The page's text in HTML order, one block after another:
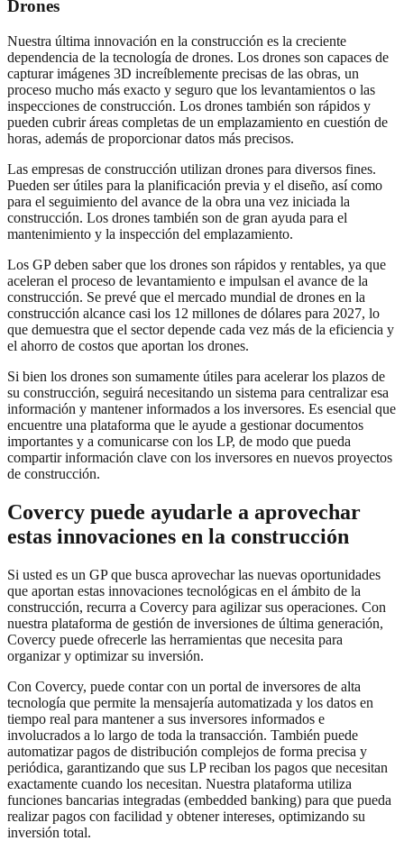
Drones
Nuestra última innovación en la construcción es la creciente
dependencia de la tecnología de drones. Los drones son capaces de
capturar imágenes 3D increíblemente precisas de las obras, un
proceso mucho más exacto y seguro que los levantamientos o las
inspecciones de construcción. Los drones también son rápidos y
pueden cubrir áreas completas de un emplazamiento en cuestión de
horas, además de proporcionar datos más precisos.
Las empresas de construcción utilizan drones para diversos fines.
Pueden ser útiles para la planificación previa y el diseño, así como
para el seguimiento del avance de la obra una vez iniciada la
construcción. Los drones también son de gran ayuda para el
mantenimiento y la inspección del emplazamiento.
Los GP deben saber que los drones son rápidos y rentables, ya que
aceleran el proceso de levantamiento e impulsan el avance de la
construcción. Se prevé que el mercado mundial de drones en la
construcción alcance casi los 12 millones de dólares para 2027, lo
que demuestra que el sector depende cada vez más de la eficiencia y
el ahorro de costos que aportan los drones.
Si bien los drones son sumamente útiles para acelerar los plazos de
su construcción, seguirá necesitando un sistema para centralizar esa
información y mantener informados a los inversores. Es esencial que
encuentre una plataforma que le ayude a gestionar documentos
importantes y a comunicarse con los LP, de modo que pueda
compartir información clave con los inversores en nuevos proyectos
de construcción.
Covercy puede ayudarle a aprovechar
estas innovaciones en la construcción
Si usted es un GP que busca aprovechar las nuevas oportunidades
que aportan estas innovaciones tecnológicas en el ámbito de la
construcción, recurra a Covercy para agilizar sus operaciones. Con
nuestra plataforma de gestión de inversiones de última generación,
Covercy puede ofrecerle las herramientas que necesita para
organizar y optimizar su inversión.
Con Covercy, puede contar con un portal de inversores de alta
tecnología que permite la mensajería automatizada y los datos en
tiempo real para mantener a sus inversores informados e
involucrados a lo largo de toda la transacción. También puede
automatizar pagos de distribución complejos de forma precisa y
periódica, garantizando que sus LP reciban los pagos que necesitan
exactamente cuando los necesitan. Nuestra plataforma utiliza
funciones bancarias integradas (embedded banking) para que pueda
realizar pagos con facilidad y obtener intereses, optimizando su
inversión total.